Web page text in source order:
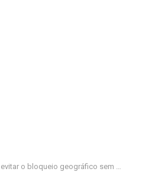
o bloqueio geográfico sem usar VPN?